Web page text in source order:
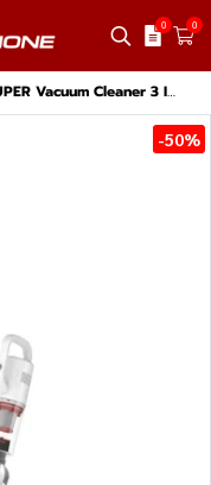
0 0
Vacuum Cleaner 3 IN 1
-50%